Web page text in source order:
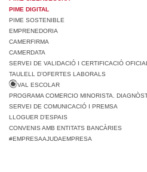
PIME DIGITAL
PIME SOSTENIBLE
EMPRENEDORIA
CAMERFIRMA
CAMERDATA
SERVEI DE VALIDACIÓ I CERTIFICACIÓ
TAULELL D’OFERTES LABORALS
VAL ESCOLAR
PROGRAMA COMERCIO MINORISTA.
SERVEI DE COMUNICACIÓ I PREMSA
LLOGUER D’ESPAIS
CONVENIS AMB ENTITATS BANCÀRIES
#EMPRESAAJUDAEMPRESA